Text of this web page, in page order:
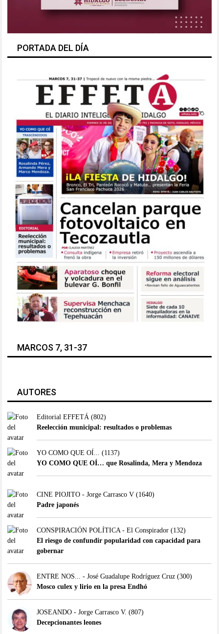
PORTADA DEL DÍA
MARCOS 7, 31-37
AUTORES
Editorial EFFETÁ (802)
Reelección municipal: resultados o problemas
YO COMO QUE OÍ...
(1137)
YO COMO QUE OÍ… que Rosalinda, Mera y Mendoza
CINE PIOJITO - Jorge Carrasco V(1640)
Padre japonés
CONSPIRACIÓN POLÍTICA - El Conspirador(132)
El riesgo de confundir popularidad con capacidad para
gobernar
ENTRE NOS... - José Guadalupe Rodríguez Cruz(300)
Mosco culex y lirio en la presa Endhó
JOSEANDO - Jorge Carrasco V. (807)
Decepcionantes leones